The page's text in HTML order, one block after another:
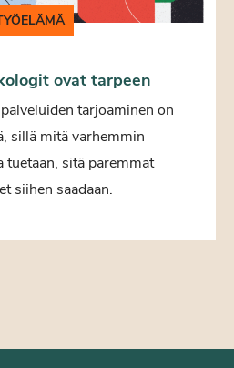
ovat tarpeen
tarjoaminen on
sillä mitä varhemmin
tuetaan, sitä paremmat
siihen saadaan.